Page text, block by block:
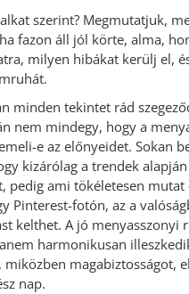
szerint? Megmutatjuk,
fazon áll jól körte, alma,
milyen hibákat kerülj el,
minden tekintet rád
nem mindegy, hogy a
e az előnyeidet. Sokan
kizárólag a trendek alapján
pedig ami tökéletesen mutat
Pinterest-fotón, az a
kelthet. A jó menyasszonyi
harmonikusan
magabiztosságot,
nap.